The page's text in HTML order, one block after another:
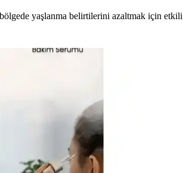
yaşlanma belirtilerini azaltmak için